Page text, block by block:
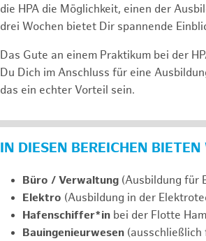
die HPA die Möglichkeit, einen der
drei Wochen bie­tet Dir span­nen­de
Das Gute an einem Praktikum bei der
Du Dich im An­schluss für eine
das ein ech­ter Vor­teil sein.
IN DIESEN BEREICHEN
Büro / Verwaltung (Ausbildung für
Elektro (Ausbildung in der
Hafenschiffer*in bei der Flotte
Bauingenieurwesen